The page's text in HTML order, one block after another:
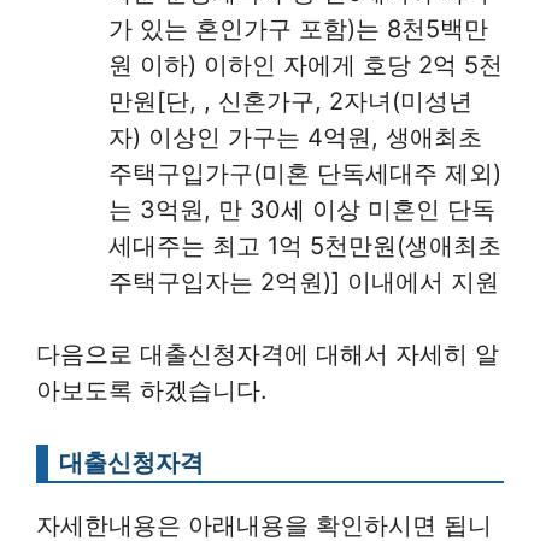
가 있는 혼인가구 포함)는 8천5백만
원 이하) 이하인 자에게 호당 2억 5천
만원[단, , 신혼가구, 2자녀(미성년
자) 이상인 가구는 4억원, 생애최초
주택구입가구(미혼 단독세대주 제외)
는 3억원, 만 30세 이상 미혼인 단독
세대주는 최고 1억 5천만원(생애최초
주택구입자는 2억원)] 이내에서 지원
다음으로 대출신청자격에 대해서 자세히 알
아보도록 하겠습니다.
대출신청자격
자세한내용은 아래내용을 확인하시면 됩니